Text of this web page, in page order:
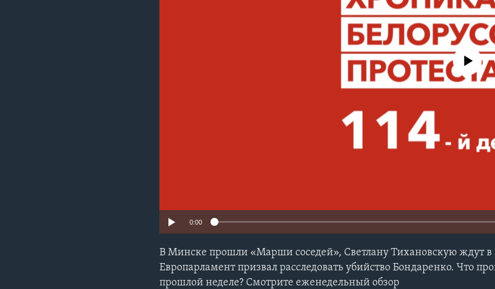
No media source
0:00
В Минске прошли «Марши соседей», Светлану Тихановскую ждут
Европарламент призвал расследовать убийство Бондаренко. Что
прошлой неделе? Смотрите еженедельный обзор